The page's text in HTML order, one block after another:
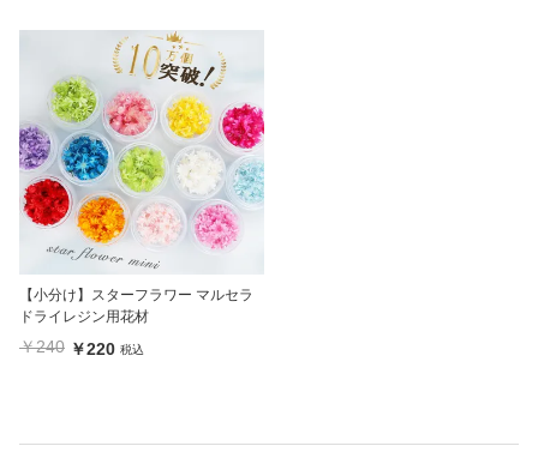
【小分け】スターフラワー マルセラ
ドライレジン用花材
￥240 ￥220 税込